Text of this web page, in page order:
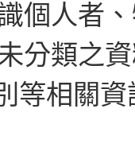
個人者
分類之
等相關